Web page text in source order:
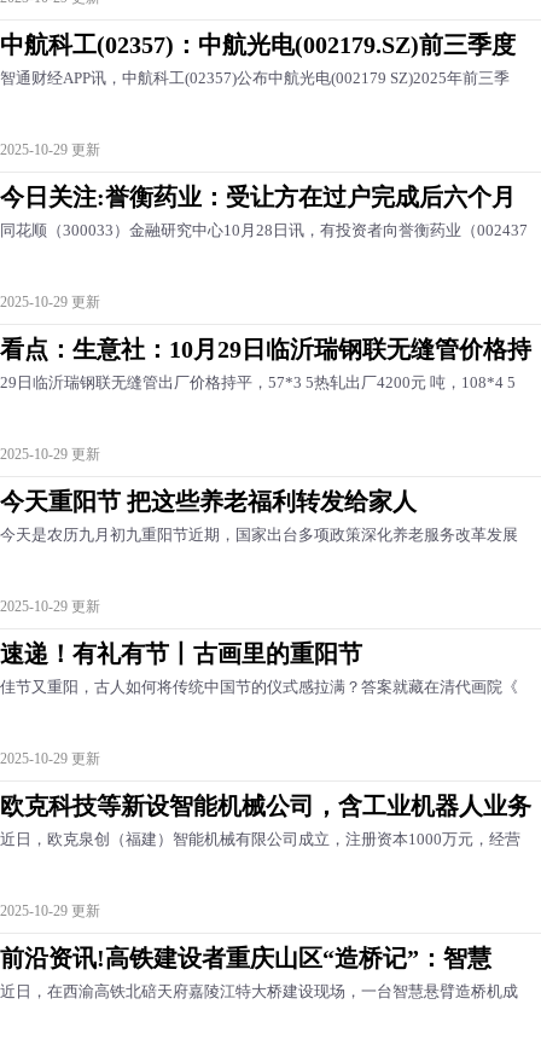
中航科工(02357)：中航光电(002179.SZ)前三季度
智通财经APP讯，中航科工(02357)公布中航光电(002179 SZ)2025年前三季
2025-10-29 更新
今日关注:誉衡药业：受让方在过户完成后六个月
同花顺（300033）金融研究中心10月28日讯，有投资者向誉衡药业（002437
2025-10-29 更新
看点：生意社：10月29日临沂瑞钢联无缝管价格持
29日临沂瑞钢联无缝管出厂价格持平，57*3 5热轧出厂4200元 吨，108*4 5
2025-10-29 更新
今天重阳节 把这些养老福利转发给家人
今天是农历九月初九重阳节近期，国家出台多项政策深化养老服务改革发展
2025-10-29 更新
速递！有礼有节丨古画里的重阳节
佳节又重阳，古人如何将传统中国节的仪式感拉满？答案就藏在清代画院《
2025-10-29 更新
欧克科技等新设智能机械公司，含工业机器人业务
近日，欧克泉创（福建）智能机械有限公司成立，注册资本1000万元，经营
2025-10-29 更新
前沿资讯!高铁建设者重庆山区“造桥记”：智慧
近日，在西渝高铁北碚天府嘉陵江特大桥建设现场，一台智慧悬臂造桥机成